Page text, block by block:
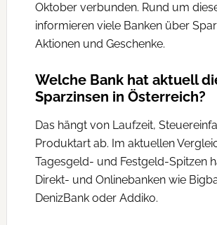
Oktober verbunden. Rund um
informieren viele Banken über
Aktionen und Geschenke.
Welche Bank hat aktuell
Sparzinsen in Österreich?
Das hängt von Laufzeit,
Produktart ab. Im aktuellen
Tagesgeld- und Festgeld-Spitzen
Direkt- und Onlinebanken wie
DenizBank oder Addiko.